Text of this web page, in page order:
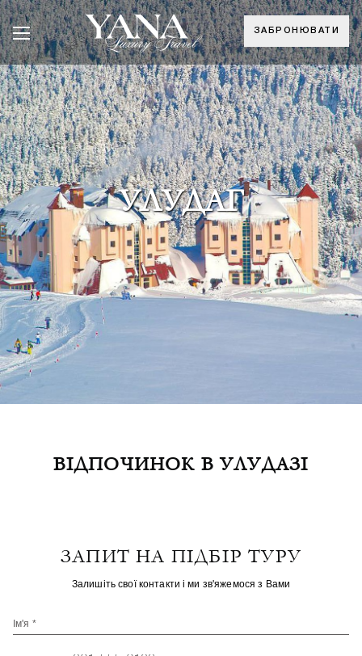
ЗАБРОНЮВАТИ
УЛУДАГ
ВІДПОЧИНОК В УЛУДАЗІ
ЗАПИТ НА ПІДБІР ТУРУ
Залишіть свої контакти і ми зв'яжемося з Вами
Ім'я *